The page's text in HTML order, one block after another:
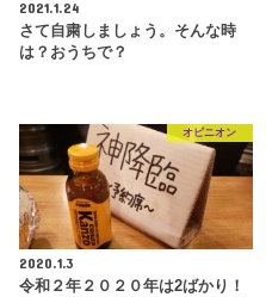
2021.1.24
さて自粛しましょう。そんな時
は？おうちで？
オピニオン
2020.1.3
令和２年２０２０年は2ばかり！